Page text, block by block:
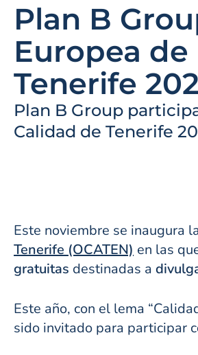
Plan B
Europea
Tenerife
Plan B Group
Calidad de Tenerife
Este noviembre se inaugura
Tenerife (OCATEN) en las
gratuitas destinadas a
Este año, con el lema
sido invitado para participar